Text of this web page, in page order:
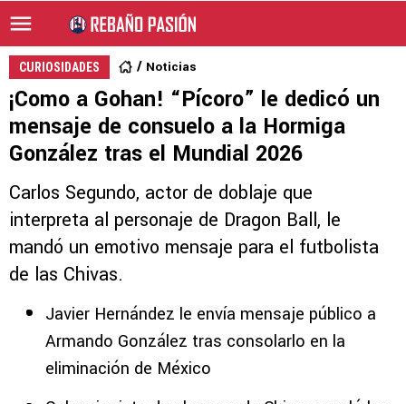
CURIOSIDADES Noticias
¡Como a Gohan! “Pícoro” le dedicó un
mensaje de consuelo a la Hormiga
González tras el Mundial 2026
Carlos Segundo, actor de doblaje que
interpreta al personaje de Dragon Ball, le
mandó un emotivo mensaje para el futbolista
de las Chivas.
Javier Hernández le envía mensaje público a
Armando González tras consolarlo en la
eliminación de México